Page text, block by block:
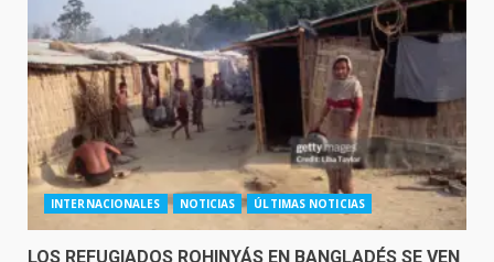
INTERNACIONALES NOTICIAS ÚLTIMAS NOTICIAS
LOS REFUGIADOS ROHINYÁS EN BANGLADÉS SE VEN